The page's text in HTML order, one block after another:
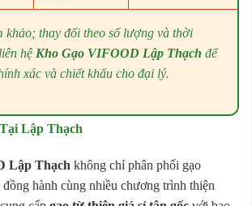
khảo; thay đổi theo số lượng và thời
hệ Kho Gạo VIFOOD Lập Thạch để
xác và chiết khấu cho đại lý.
Lập Thạch
Lập Thạch không chỉ phân phối gạo
hành cùng nhiều chương trình thiện